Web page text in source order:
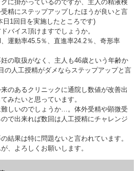
に掛かっているのですが、主人の精液検
精にステップアップしたほうが良いと言
1回目を実施したところです)
バイス頂けますでしょうか。
運動率45.5％、直進率24.2％、奇形率
の取扱がなく、主人も46歳という年齢か
の人工授精がダメならステップアップと言
のあるクリニックに通院し数値が改善出
みたいと思っています。
しいのでしょうか…。体外受精や顕微受
で出来れば数回は人工授精にチャレンジ
結果は特に問題ないと言われています。
、よろしくお願いします。